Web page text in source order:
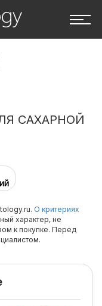
САХАРНОЙ
О критериях
характер, не
к покупке. Перед